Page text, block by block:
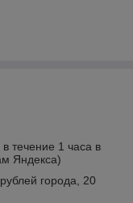
течение 1 часа в
Яндекса)
города, 20